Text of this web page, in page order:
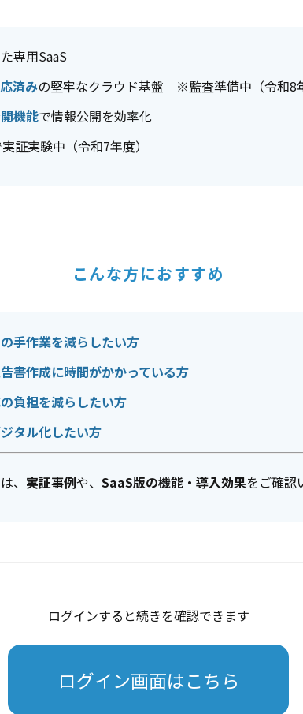
専用SaaS
済みの堅牢なクラウド基盤 ※監査準備中（令和8
機能で情報公開を効率化
証実験中（令和7年度）
こんな方におすすめ
手作業を減らしたい方
書作成に時間がかかっている方
負担を減らしたい方
タル化したい方
、 実証事例や、 SaaS版の機能・導入効果をご確認
ログインすると続きを確認できます
ログイン画面はこちら